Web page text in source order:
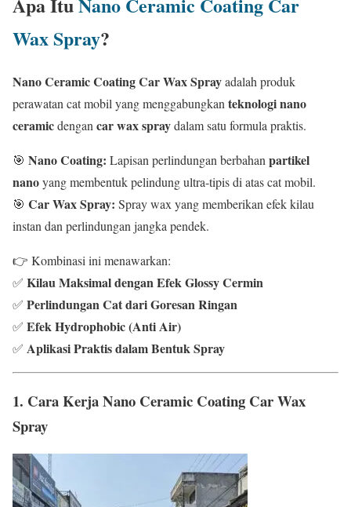
Wax Spray?
Nano Ceramic Coating Car Wax Sprayadalah produk
perawatan cat mobil yang menggabungkan teknologi nano
ceramicdengan car wax spraydalam satu formula praktis.
🎯 Nano Coating: Lapisan perlindungan berbahan partikel
nanoyang membentuk pelindung ultra-tipis di atas cat mobil.
🎯 Car Wax Spray: Spray wax yang memberikan efek kilau
instan dan perlindungan jangka pendek.
👉 Kombinasi ini menawarkan:
✅ Kilau Maksimal dengan Efek Glossy Cermin
✅ Perlindungan Cat dari Goresan Ringan
✅ Efek Hydrophobic (Anti Air)
✅ Aplikasi Praktis dalam Bentuk Spray
1. Cara Kerja Nano Ceramic Coating Car Wax
Spray